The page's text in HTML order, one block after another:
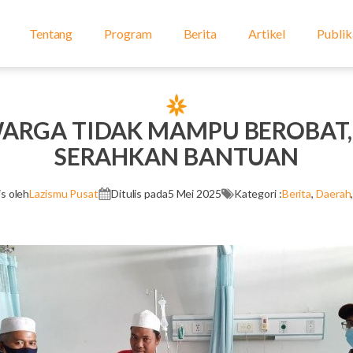
Tentang Program Berita Artikel
TIDAK MAMPU
SERAHKAN BANTUAN
olehLazismu Pusat Ditulis pada5 Mei 2025 Kategori :Berita, Daerah